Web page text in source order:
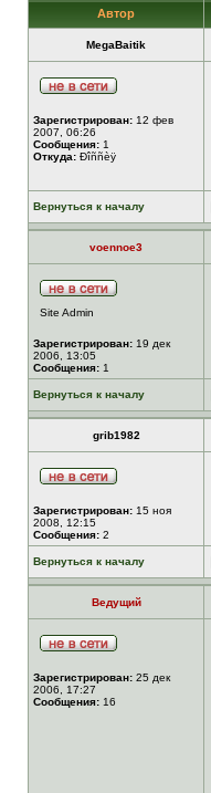
Автор
MegaBaitik
Зарегистрирован: 12 фев
2007, 06:26
Сообщения: 1
Откуда: Ðîññèÿ
Вернуться к началу
voennoe3
Site Admin
Зарегистрирован: 19 дек
2006, 13:05
Сообщения: 1
Вернуться к началу
grib1982
Зарегистрирован: 15 ноя
2008, 12:15
Сообщения: 2
Вернуться к началу
Ведущий
Зарегистрирован: 25 дек
2006, 17:27
Сообщения: 16